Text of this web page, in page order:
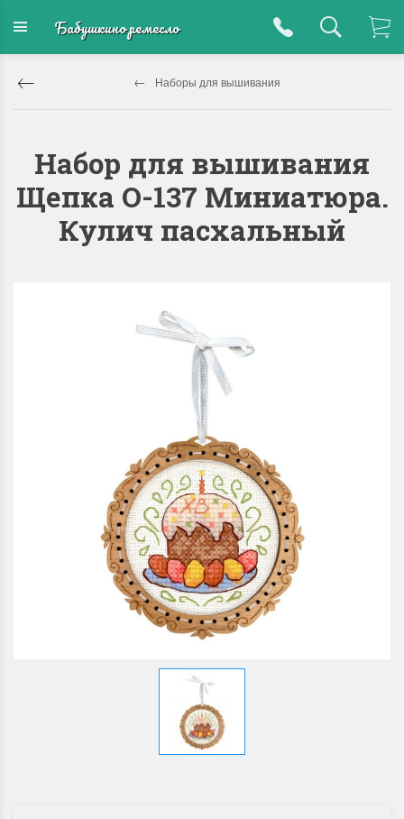
Бабушкино ремесло
Наборы для вышивания
Набор для вышивания
Щепка О-137 Миниатюра.
Кулич пасхальный